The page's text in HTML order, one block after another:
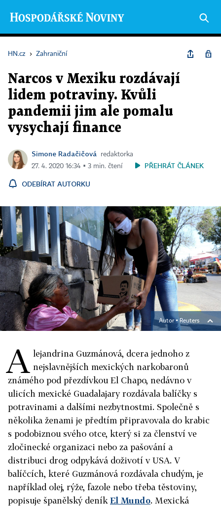
HN.cz › Zahraniční
Narcos v Mexiku rozdávají
lidem potraviny. Kvůli
pandemii jim ale pomalu
vysychají finance
Simone Radačičová
redaktorka
27. 4. 2020 16:34 ▪ 3 min. čtení
PŘEHRÁT ČLÁNEK
ODEBÍRAT AUTORKU
Autor ▪ Reuters
A lejandrina Guzmánová, dcera jednoho z
nejslavnějších mexických narkobaronů
známého pod přezdívkou El Chapo, nedávno v
ulicích mexické Guadalajary rozdávala balíčky s
potravinami a dalšími nezbytnostmi. Společně s
několika ženami je předtím připravovala do krabic
s podobiznou svého otce, který si za členství ve
zločinecké organizaci nebo za pašování a
distribuci drog odpykává doživotí v USA. V
balíčcích, které Guzmánová rozdávala chudým, je
například olej, rýže, fazole nebo třeba těstoviny,
popisuje španělský deník El Mundo. Mexická